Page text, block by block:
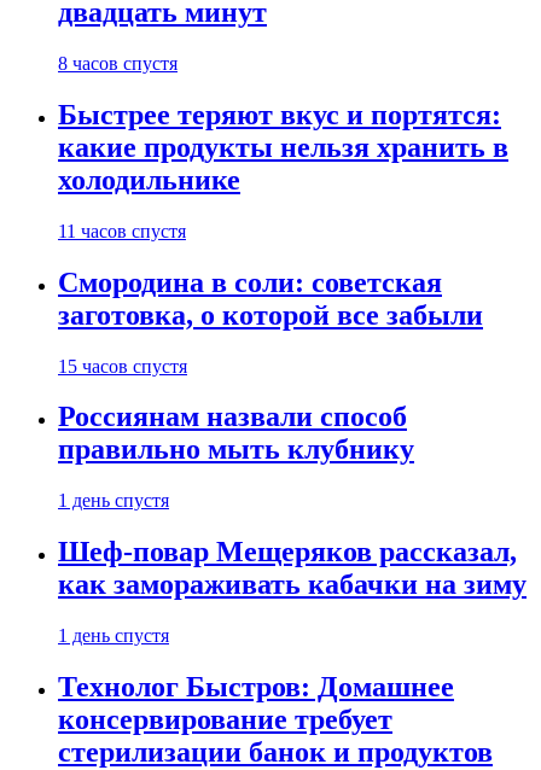
двадцать минут
8 часов спустя
Быстрее теряют вкус и портятся:
какие продукты нельзя хранить в
холодильнике
11 часов спустя
Смородина в соли: советская
заготовка, о которой все забыли
15 часов спустя
Россиянам назвали способ
правильно мыть клубнику
1 день спустя
Шеф-повар Мещеряков рассказал,
как замораживать кабачки на зиму
1 день спустя
Технолог Быстров: Домашнее
консервирование требует
стерилизации банок и продуктов